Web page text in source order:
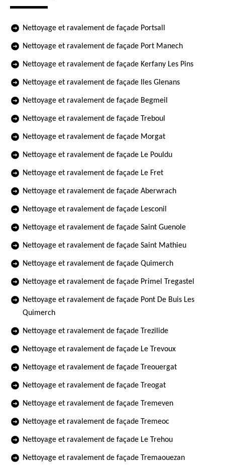
Nettoyage et ravalement de façade Portsall
Nettoyage et ravalement de façade Port Manech
Nettoyage et ravalement de façade Kerfany Les Pins
Nettoyage et ravalement de façade Iles Glenans
Nettoyage et ravalement de façade Begmeil
Nettoyage et ravalement de façade Treboul
Nettoyage et ravalement de façade Morgat
Nettoyage et ravalement de façade Le Pouldu
Nettoyage et ravalement de façade Le Fret
Nettoyage et ravalement de façade Aberwrach
Nettoyage et ravalement de façade Lesconil
Nettoyage et ravalement de façade Saint Guenole
Nettoyage et ravalement de façade Saint Mathieu
Nettoyage et ravalement de façade Quimerch
Nettoyage et ravalement de façade Primel Tregastel
Nettoyage et ravalement de façade Pont De Buis Les
Quimerch
Nettoyage et ravalement de façade Trezilide
Nettoyage et ravalement de façade Le Trevoux
Nettoyage et ravalement de façade Treouergat
Nettoyage et ravalement de façade Treogat
Nettoyage et ravalement de façade Tremeven
Nettoyage et ravalement de façade Tremeoc
Nettoyage et ravalement de façade Le Trehou
Nettoyage et ravalement de façade Tremaouezan